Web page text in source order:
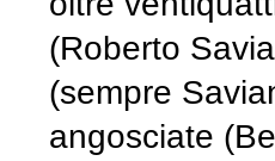
(Roberto
(sempre
angosciate